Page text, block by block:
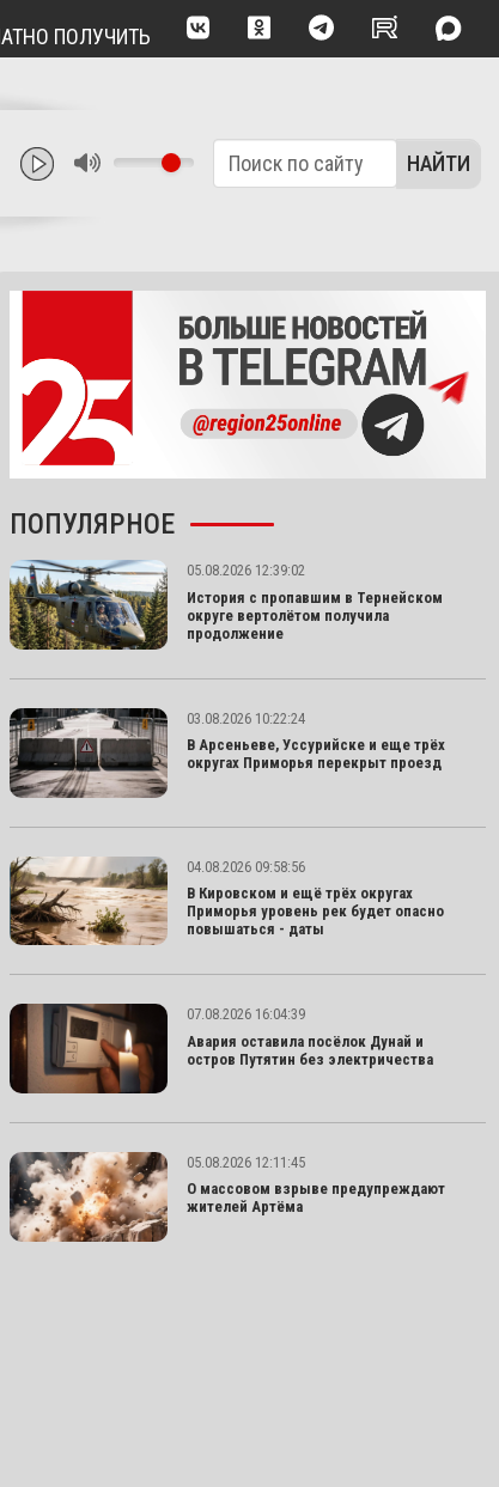
КОНСУЛЬТАЦИЮ ОПЫТНОГО ВРАЧА
НАЙТИ
ПОПУЛЯРНОЕ
05.08.2026 12:39:02
История с пропавшим в Тернейском
округе вертолётом получила
продолжение
03.08.2026 10:22:24
В Арсеньеве, Уссурийске и еще трёх
округах Приморья перекрыт проезд
04.08.2026 09:58:56
В Кировском и ещё трёх округах
Приморья уровень рек будет опасно
повышаться - даты
07.08.2026 16:04:39
Авария оставила посёлок Дунай и
остров Путятин без электричества
05.08.2026 12:11:45
О массовом взрыве предупреждают
жителей Артёма